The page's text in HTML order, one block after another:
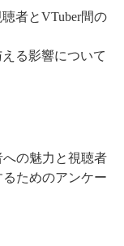
者とVTuber間の
る影響について
の魅力と視聴者
ためのアンケー